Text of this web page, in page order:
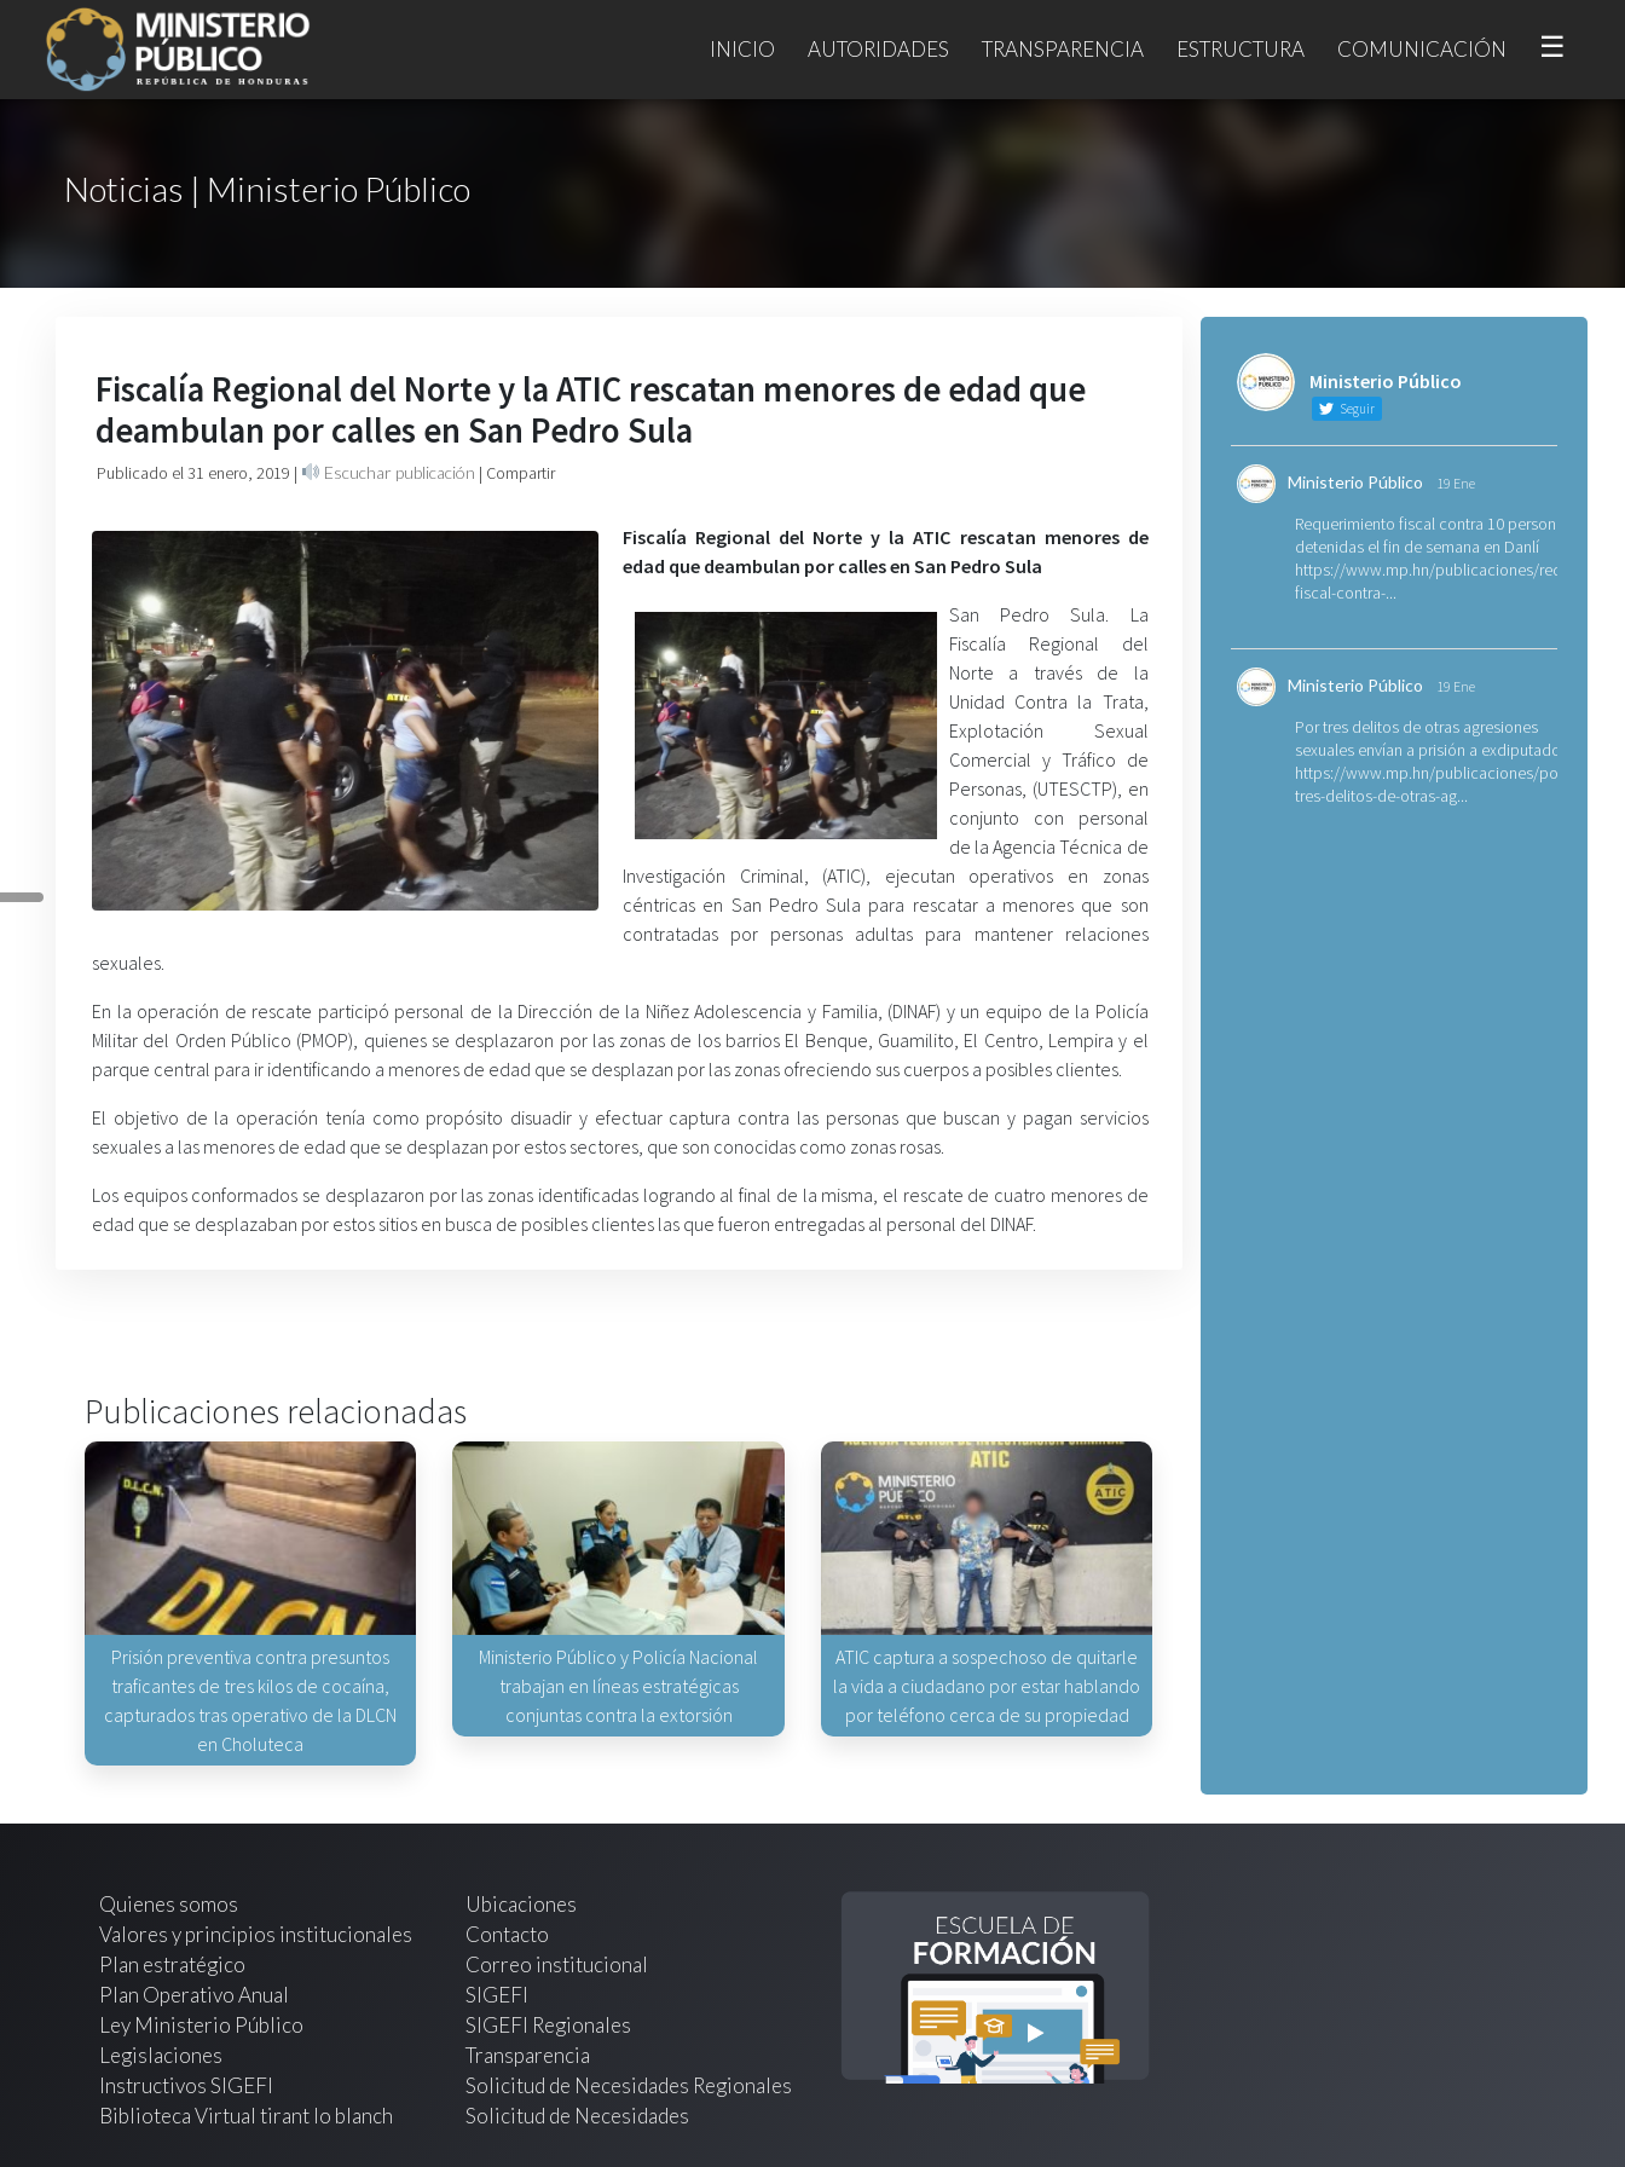
INICIO AUTORIDADES TRANSPARENCIA ESTRUCTURA COMUNICACIÓN ☰
Noticias | Ministerio Público
Fiscalía Regional del Norte y la ATIC rescatan menores de edad que
deambulan por calles en San Pedro Sula
Publicado el 31 enero, 2019 | Escuchar publicación | Compartir
Fiscalía Regional del Norte y la ATIC rescatan menores de
edad que deambulan por calles en San Pedro Sula
San Pedro Sula. La
Fiscalía Regional del
Norte a través de la
Unidad Contra la Trata,
Explotación Sexual
Comercial y Tráfico de
Personas, (UTESCTP), en
conjunto con personal
de la Agencia Técnica de
Investigación Criminal, (ATIC), ejecutan operativos en zonas
céntricas en San Pedro Sula para rescatar a menores que son
contratadas por personas adultas para mantener relaciones
sexuales.
En la operación de rescate participó personal de la Dirección de la Niñez Adolescencia y Familia, (DINAF) y un equipo de la Policía
Militar del Orden Público (PMOP), quienes se desplazaron por las zonas de los barrios El Benque, Guamilito, El Centro, Lempira y el
parque central para ir identificando a menores de edad que se desplazan por las zonas ofreciendo sus cuerpos a posibles clientes.
El objetivo de la operación tenía como propósito disuadir y efectuar captura contra las personas que buscan y pagan servicios
sexuales a las menores de edad que se desplazan por estos sectores, que son conocidas como zonas rosas.
Los equipos conformados se desplazaron por las zonas identificadas logrando al final de la misma, el rescate de cuatro menores de
edad que se desplazaban por estos sitios en busca de posibles clientes las que fueron entregadas al personal del DINAF.
Publicaciones relacionadas
Prisión preventiva contra presuntos
traficantes de tres kilos de cocaína,
capturados tras operativo de la DLCN
en Choluteca
Ministerio Público y Policía Nacional
trabajan en líneas estratégicas
conjuntas contra la extorsión
ATIC captura a sospechoso de quitarle
la vida a ciudadano por estar hablando
por teléfono cerca de su propiedad
Ministerio Público
Seguir
Ministerio Público 19 Ene
Requerimiento fiscal contra 10 personas
detenidas el fin de semana en Danlí
https://www.mp.hn/publicaciones/
fiscal-contra-...
Ministerio Público 19 Ene
Por tres delitos de otras agresiones
sexuales envían a prisión a exdiputado
https://www.mp.hn/publicaciones/por-
tres-delitos-de-otras-ag...
Quienes somos
Valores y principios institucionales
Plan estratégico
Plan Operativo Anual
Ley Ministerio Público
Legislaciones
Instructivos SIGEFI
Biblioteca Virtual tirant lo blanch
Ubicaciones
Contacto
Correo institucional
SIGEFI
SIGEFI Regionales
Transparencia
Solicitud de Necesidades Regionales
Solicitud de Necesidades